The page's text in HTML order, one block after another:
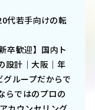
代若手向けの転
卒歓迎】国内ト
設計｜大阪｜年
ループだからで
らではのプロの